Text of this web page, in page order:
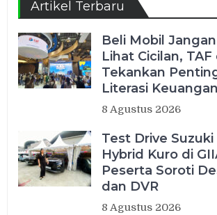
Artikel Terbaru
Beli Mobil
Lihat Cicilan, TAF
Tekankan
Literasi Keuangan
8 Agustus 2026
Test Drive Suzuki
Hybrid Kuro di
Peserta Soroti
dan DVR
8 Agustus 2026